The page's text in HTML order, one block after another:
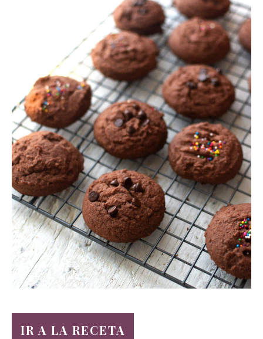
IR A LA RECETA